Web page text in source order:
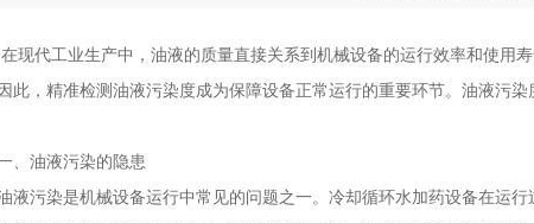
代工业生产中，油液的质量直接关系到机械设备的运行效率和使用寿
此，精准检测油液污染度成为保障设备正常运行的重要环节。油液污
油液污染的隐患
污染是机械设备运行中常见的问题之一。冷却循环水加药设备在运行